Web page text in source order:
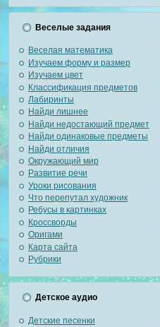
Веселые задания
Веселая математика
Изучаем форму и размер
Изучаем цвет
Классификация предметов
Лабиринты
Найди лишнее
Найди недостающий предмет
Найди одинаковые предметы
Найди отличия
Окружающий мир
Развитие речи
Уроки рисования
Что перепутал художник
Ребусы в картинках
Кроссворды
Оригами
Карта сайта
Рубрики
Детское аудио
Детские песенки